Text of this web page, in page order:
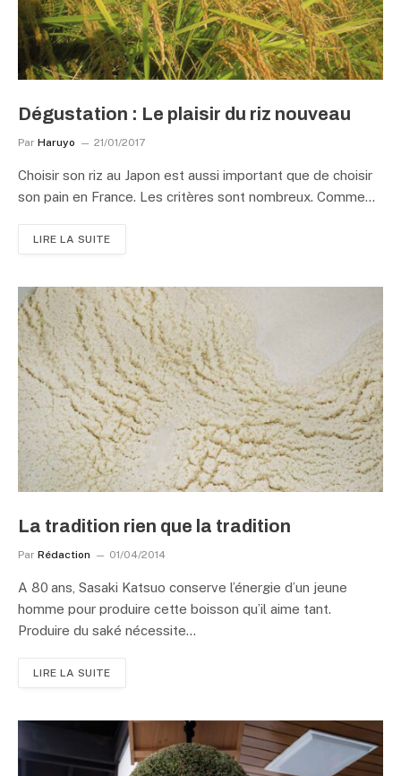
Dégustation : Le plaisir du riz nouveau
Par Haruyo 21/01/2017
Choisir son riz au Japon est aussi important que de choisir
son pain en France. Les critères sont nombreux. Comme…
LIRE LA SUITE
La tradition rien que la tradition
Par Rédaction 01/04/2014
A 80 ans, Sasaki Katsuo conserve l’énergie d’un jeune
homme pour produire cette boisson qu’il aime tant.
Produire du saké nécessite…
LIRE LA SUITE